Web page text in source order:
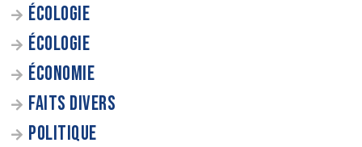
ÉCOLOGIE
ÉCOLOGIE
ÉCONOMIE
FAITS DIVERS
POLITIQUE